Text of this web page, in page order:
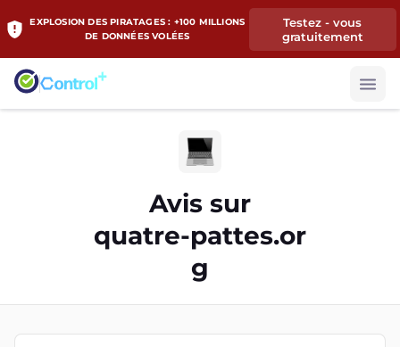
EXPLOSION DES PIRATAGES : +100 MILLIONS
DE DONNÉES VOLÉES
Testez - vous
gratuitement
Avis sur
quatre-pattes.or
g